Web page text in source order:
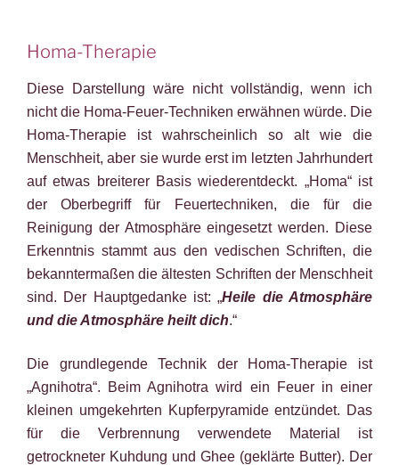
Homa-Therapie
Diese Darstellung wäre nicht vollständig, wenn ich
nicht die Homa-Feuer-Techniken erwähnen würde. Die
Homa-Therapie ist wahrscheinlich so alt wie die
Menschheit, aber sie wurde erst im letzten Jahrhundert
auf etwas breiterer Basis wiederentdeckt. „Homa“ ist
der Oberbegriff für Feuertechniken, die für die
Reinigung der Atmosphäre eingesetzt werden. Diese
Erkenntnis stammt aus den vedischen Schriften, die
bekanntermaßen die ältesten Schriften der Menschheit
sind. Der Hauptgedanke ist: „Heile die Atmosphäre
und die Atmosphäre heilt dich.“
Die grundlegende Technik der Homa-Therapie ist
„Agnihotra“. Beim Agnihotra wird ein Feuer in einer
kleinen umgekehrten Kupferpyramide entzündet. Das
für die Verbrennung verwendete Material ist
getrockneter Kuhdung und Ghee (geklärte Butter). Der